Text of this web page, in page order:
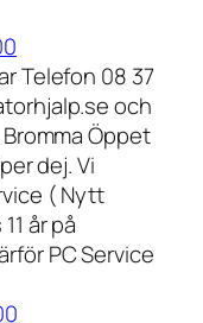
Telefon 08 37
och
Öppet
dej. Vi
( Nytt
år på
PC Service